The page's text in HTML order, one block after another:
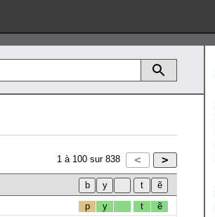
1 à 100 sur 838
p y t ẽ